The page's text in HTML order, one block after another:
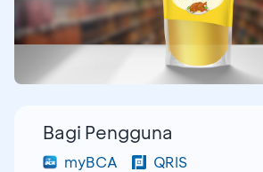
Bagi Pengguna
myBCA
QRIS